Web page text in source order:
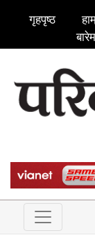
गृहपृष्ठ